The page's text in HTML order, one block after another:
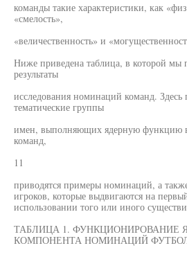
команды такие характеристики, как
«смелость»,
«величественность» и
Ниже приведена таблица, в которой мы
результаты
исследования номинаций команд. Здесь
тематические группы
имен, выполняющих ядерную функцию
команд,
11
приводятся примеры номинаций, а
игроков, которые выдвигаются на
использовании того или иного
ТАБЛИЦА 1. ФУНКЦИОНИРОВАНИЕ
КОМПОНЕНТА НОМИНАЦИЙ